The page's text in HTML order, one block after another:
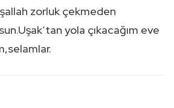
zorluk çekmeden
yola çıkacağım eve